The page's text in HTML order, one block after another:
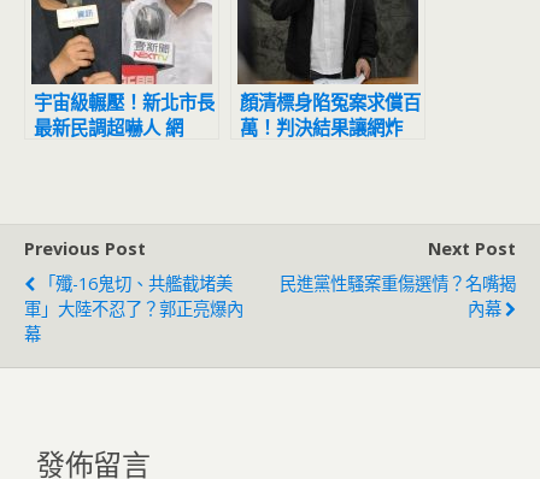
宇宙級輾壓！新北市長
最新民調超嚇人 網
顏清標身陷冤案求償百
萬！判決結果讓網炸
Previous Post
「殲-16鬼切、共艦截堵美
軍」大陸不忍了？郭正亮爆內
幕
Next Post
民進黨性騷案重傷選情？名嘴揭
內幕
發佈留言